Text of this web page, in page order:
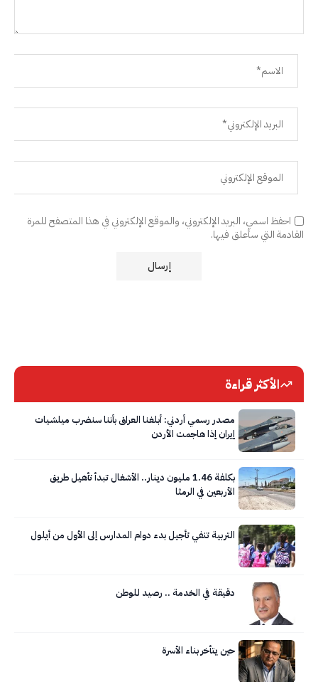
احفظ اسمي، البريد الإلكتروني، والموقع الإلكتروني في هذا المتصفح للمرة
القادمة التي سأعلق فيها.
الأكثر قراءة
مصدر رسمي أردني: أبلغنا العراق بأننا سنضرب ميلشيات
إيران إذا هاجمت الأردن
بكلفة 1.46 مليون دينار.. الأشغال تبدأ تأهيل طريق
الأربعين في الرمثا
التربية تنفي تأجيل بدء دوام المدارس إلى الأول من أيلول
دقيقة في الخدمة .. رصيد للوطن
حين يتأخر بناء الأسرة